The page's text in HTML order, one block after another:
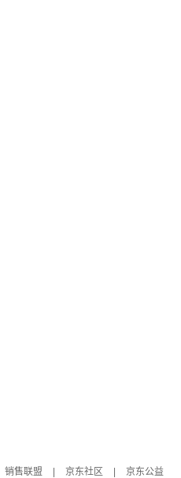
销售联盟 京东社区
京东公益